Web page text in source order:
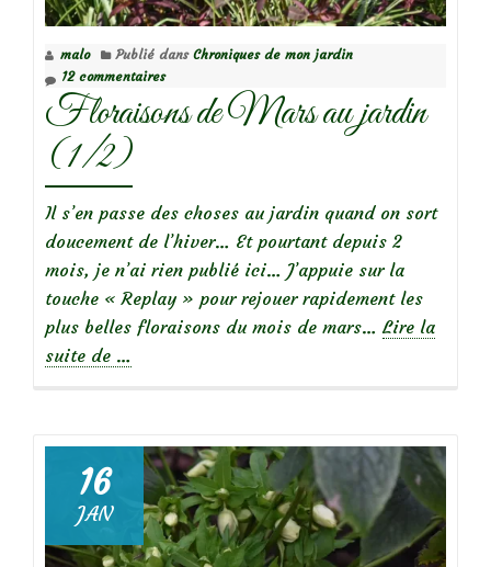
malo Publié dans Chroniques de mon jardin
12 commentaires
Floraisons de Mars au jardin
(1/2)
Il s’en passe des choses au jardin quand on sort
doucement de l’hiver… Et pourtant depuis 2
mois, je n’ai rien publié ici… J’appuie sur la
touche « Replay » pour rejouer rapidement les
plus belles floraisons du mois de mars… Lire la
suite de à
Mars
jardin
(1/2)
…
16
JAN